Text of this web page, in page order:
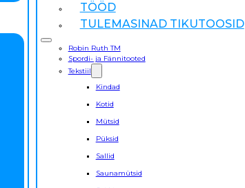
TÖÖD
TULEMASINAD TIKUTOOSID
Robin Ruth TM
Spordi- ja Fännitooted
Tekstiil
Kindad
Kotid
Mütsid
Püksid
Sallid
Saunamütsid